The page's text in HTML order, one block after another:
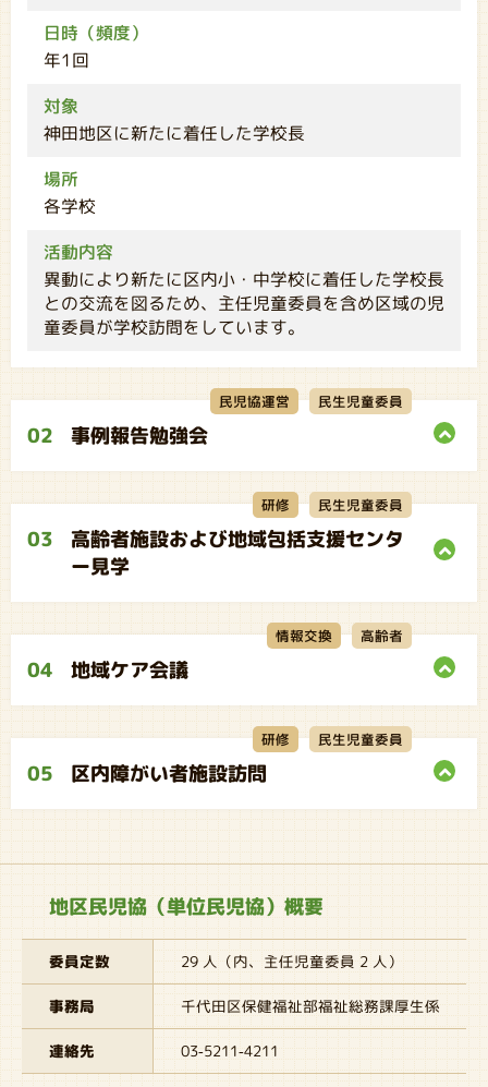
日時（頻度）
年1回
対象
神田地区に新たに着任した学校長
場所
各学校
活動内容
異動により新たに区内小・中学校に着任した学校長
との交流を図るため、主任児童委員を含め区域の児
童委員が学校訪問をしています。
02 事例報告勉強会
民児協運営 民生児童委員
03 高齢者施設および地域包括支援センタ
ー見学
研修 民生児童委員
04 地域ケア会議
情報交換 高齢者
05 区内障がい者施設訪問
研修 民生児童委員
地区民児協（単位民児協）概要
委員定数 29 人（内、主任児童委員 2 人）
事務局 千代田区保健福祉部福祉総務課厚生係
連絡先 03-5211-4211